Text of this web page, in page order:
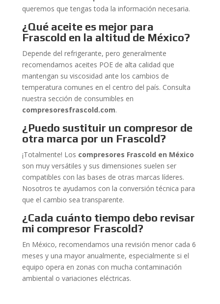
queremos que tengas toda la información necesaria.
¿Qué aceite es mejor para
Frascold en la altitud de México?
Depende del refrigerante, pero generalmente
recomendamos aceites POE de alta calidad que
mantengan su viscosidad ante los cambios de
temperatura comunes en el centro del país. Consulta
nuestra sección de consumibles en
compresoresfrascold.com.
¿Puedo sustituir un compresor de
otra marca por un Frascold?
¡Totalmente! Los compresores Frascold en México
son muy versátiles y sus dimensiones suelen ser
compatibles con las bases de otras marcas líderes.
Nosotros te ayudamos con la conversión técnica para
que el cambio sea transparente.
¿Cada cuánto tiempo debo revisar
mi compresor Frascold?
En México, recomendamos una revisión menor cada 6
meses y una mayor anualmente, especialmente si el
equipo opera en zonas con mucha contaminación
ambiental o variaciones eléctricas.